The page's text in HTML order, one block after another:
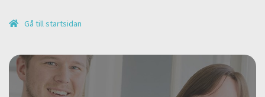
Gå till startsidan